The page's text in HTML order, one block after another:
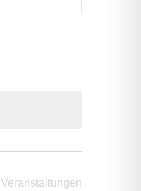
Veranstaltungen